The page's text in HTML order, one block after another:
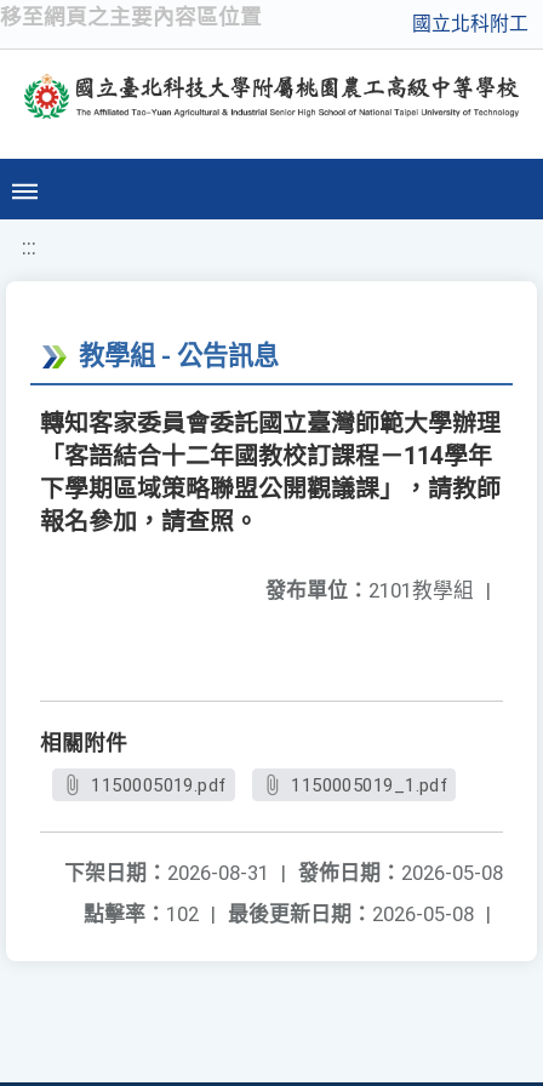
移至網頁之主要內容區位置 國立北科附工
:::
教學組 - 公告訊息
轉知客家委員會委託國立臺灣師範大學辦理
「客語結合十二年國教校訂課程－114學年
下學期區域策略聯盟公開觀議課」，請教師
報名參加，請查照。
發布單位： 2101教學組 |
相關附件
1150005019.pdf 1150005019_1.pdf
發佈日期： 2026-05-08
下架日期： 2026-08-31
|
最後更新日期： 2026-05-08 |
點擊率： 102 |